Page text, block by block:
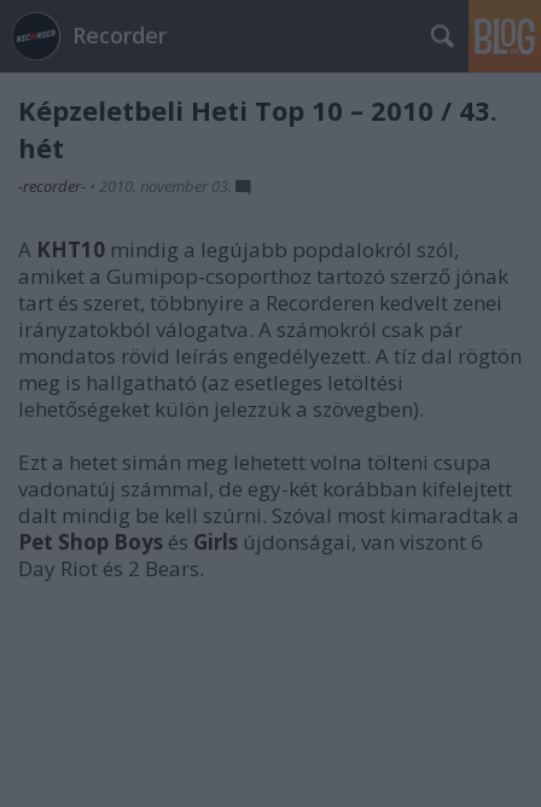
Recorder
Képzeletbeli Heti Top 10 – 2010 / 43.
hét
-recorder- • 2010. november 03.
A KHT10 mindig a legújabb popdalokról szól,
amiket a Gumipop-csoporthoz tartozó szerző jónak
tart és szeret, többnyire a Recorderen kedvelt zenei
irányzatokból válogatva. A számokról csak pár
mondatos rövid leírás engedélyezett. A tíz dal rögtön
meg is hallgatható (az esetleges letöltési
lehetőségeket külön jelezzük a szövegben).
Ezt a hetet simán meg lehetett volna tölteni csupa
vadonatúj számmal, de egy-két korábban kifelejtett
dalt mindig be kell szúrni. Szóval most kimaradtak a
Pet Shop Boys és Girls újdonságai, van viszont 6
Day Riot és 2 Bears.